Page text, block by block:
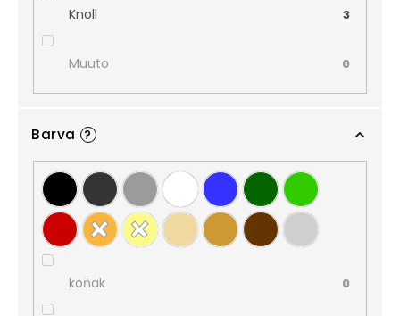
Knoll 3
Muuto 0
Barva ?
koňak 0